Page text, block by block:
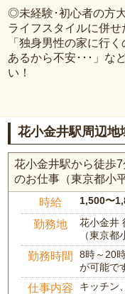
◎未経験･初心者の方
ライフスタイルに併せ
「独身男性の家に行
あるから不安･･･」な
い！
花小金井駅周辺地
花小金井駅から徒歩
のお仕事（東京都小
時給 1,500〜
勤務地
花小金井
（東京都
勤務時間
8時～20
が可能で
仕事内容
キッチン